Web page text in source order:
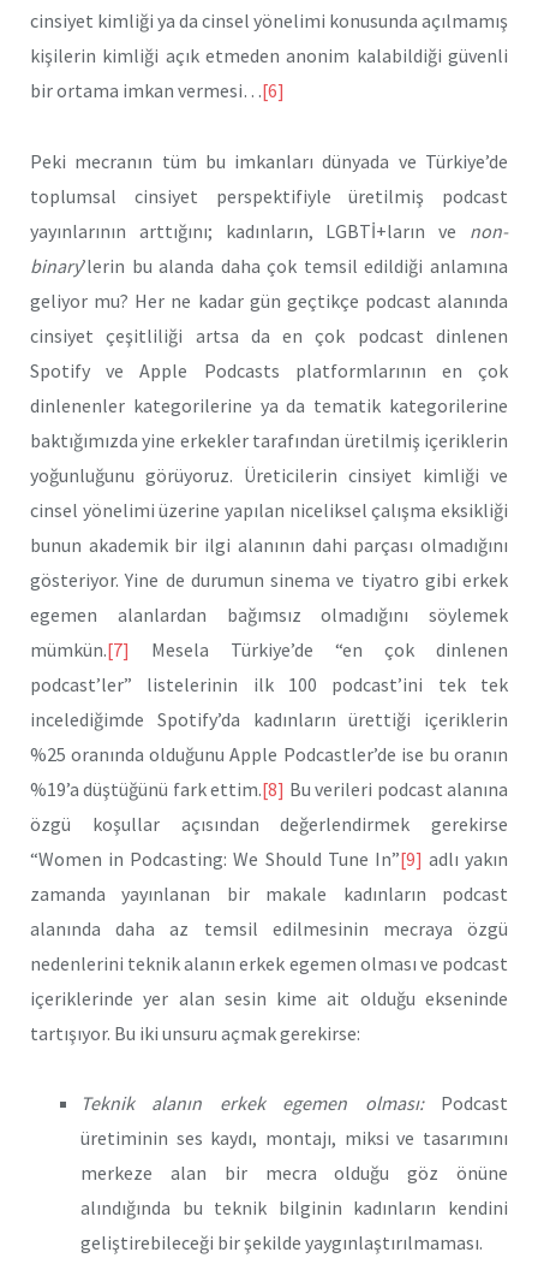
cinsiyet kimliği ya da cinsel yönelimi konusunda açılmamış
kişilerin kimliği açık etmeden anonim kalabildiği güvenli
bir ortama imkan vermesi…[6]
Peki mecranın tüm bu imkanları dünyada ve Türkiye’de
toplumsal cinsiyet perspektifiyle üretilmiş podcast
yayınlarının arttığını; kadınların, LGBTİ+ların ve non-
binary’lerin bu alanda daha çok temsil edildiği anlamına
geliyor mu? Her ne kadar gün geçtikçe podcast alanında
cinsiyet çeşitliliği artsa da en çok podcast dinlenen
Spotify ve Apple Podcasts platformlarının en çok
dinlenenler kategorilerine ya da tematik kategorilerine
baktığımızda yine erkekler tarafından üretilmiş içeriklerin
yoğunluğunu görüyoruz. Üreticilerin cinsiyet kimliği ve
cinsel yönelimi üzerine yapılan niceliksel çalışma eksikliği
bunun akademik bir ilgi alanının dahi parçası olmadığını
gösteriyor. Yine de durumun sinema ve tiyatro gibi erkek
egemen alanlardan bağımsız olmadığını söylemek
mümkün.[7] Mesela Türkiye’de “en çok dinlenen
podcast’ler” listelerinin ilk 100 podcast’ini tek tek
incelediğimde Spotify’da kadınların ürettiği içeriklerin
%25 oranında olduğunu Apple Podcastler’de ise bu oranın
%19’a düştüğünü fark ettim.[8] Bu verileri podcast alanına
özgü koşullar açısından değerlendirmek gerekirse
“Women in Podcasting: We Should Tune In”[9] adlı yakın
zamanda yayınlanan bir makale kadınların podcast
alanında daha az temsil edilmesinin mecraya özgü
nedenlerini teknik alanın erkek egemen olması ve podcast
içeriklerinde yer alan sesin kime ait olduğu ekseninde
tartışıyor. Bu iki unsuru açmak gerekirse:
Teknik alanın erkek egemen olması: Podcast
üretiminin ses kaydı, montajı, miksi ve tasarımını
merkeze alan bir mecra olduğu göz önüne
alındığında bu teknik bilginin kadınların kendini
geliştirebileceği bir şekilde yaygınlaştırılmaması.